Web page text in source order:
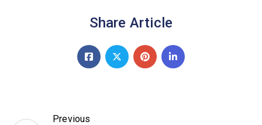
Share Article
Previous